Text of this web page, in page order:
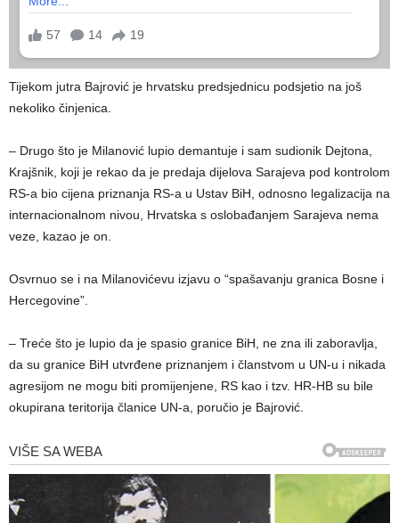
Tijekom jutra Bajrović je hrvatsku predsjednicu podsjetio na još
nekoliko činjenica.
– Drugo što je Milanović lupio demantuje i sam sudionik Dejtona,
Krajšnik, koji je rekao da je predaja dijelova Sarajeva pod kontrolom
RS-a bio cijena priznanja RS-a u Ustav BiH, odnosno legalizacija na
internacionalnom nivou, Hrvatska s oslobađanjem Sarajeva nema
veze, kazao je on.
Osvrnuo se i na Milanovićevu izjavu o “spašavanju granica Bosne i
Hercegovine”.
– Treće što je lupio da je spasio granice BiH, ne zna ili zaboravlja,
da su granice BiH utvrđene priznanjem i članstvom u UN-u i nikada
agresijom ne mogu biti promijenjene, RS kao i tzv. HR-HB su bile
okupirana teritorija članice UN-a, poručio je Bajrović.